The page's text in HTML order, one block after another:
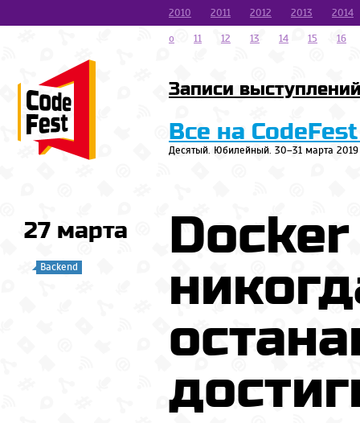
2010 2011 2012 2013
2014
o
11 12 13 14 15 16
Записи
Все на
Десятый. Юбилейный. 30–31 марта 2019
27 марта
Backend